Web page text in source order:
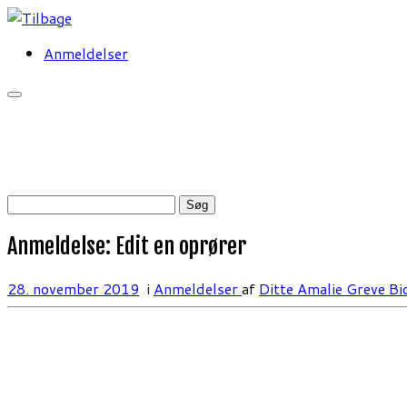
Fortsæt
indholdAnmeldelser
Søg
Anmeldelse: Edit en oprører
28. november 2019 i Anmeldelseraf Ditte Amalie Greve